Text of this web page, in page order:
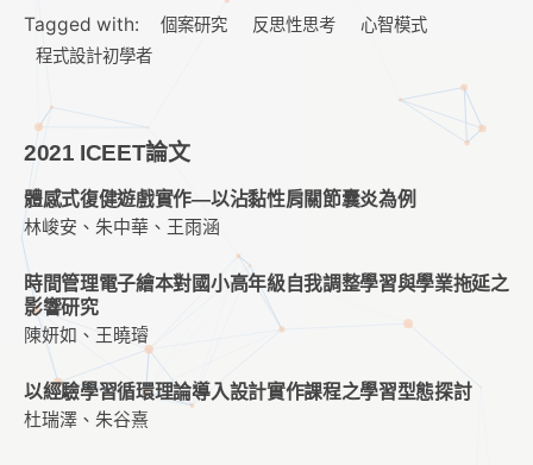
Tagged with: 個案研究 反思性思考
心智模式
程式設計初學者
2021 ICEET論文
體感式復健遊戲實作—以沾黏性肩關節囊炎為例
林峻安、朱中華、王雨涵
時間管理電子繪本對國小高年級自我調整學習與學業拖延之
影響研究
陳妍如、王曉璿
以經驗學習循環理論導入設計實作課程之學習型態探討
杜瑞澤、朱谷熹